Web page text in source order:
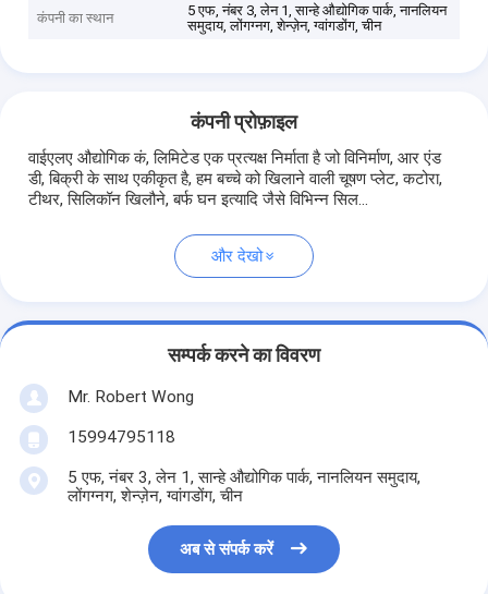
कंपनी का स्थान
5 एफ, नंबर 3, लेन 1, सान्हे औद्योगिक पार्क, नानलियन
समुदाय, लोंगग्नग, शेन्ज़ेन, ग्वांगडोंग, चीन
कंपनी प्रोफ़ाइल
वाईएलए औद्योगिक कं, लिमिटेड एक प्रत्यक्ष निर्माता है जो विनिर्माण, आर एंड
डी, बिक्री के साथ एकीकृत है, हम बच्चे को खिलाने वाली चूषण प्लेट, कटोरा,
टीथर, सिलिकॉन खिलौने, बर्फ घन इत्यादि जैसे विभिन्न सिल...
और देखो
सम्पर्क करने का विवरण
Mr. Robert Wong
15994795118
5 एफ, नंबर 3, लेन 1, सान्हे औद्योगिक पार्क, नानलियन समुदाय,
लोंगग्नग, शेन्ज़ेन, ग्वांगडोंग, चीन
अब से संपर्क करें